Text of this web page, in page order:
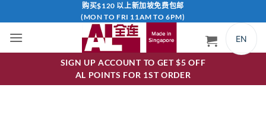
到
容
购买$120 以上新加坡免费包邮
(MON TO FRI 11AM TO 6PM)
EN
SIGN UP ACCOUNT TO GET $5 OFF
AL POINTS FOR 1ST ORDER